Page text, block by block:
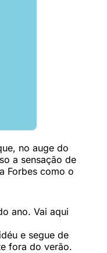
no auge do
a sensação de
Forbes como o
ano. Vai aqui
e segue de
fora do verão.